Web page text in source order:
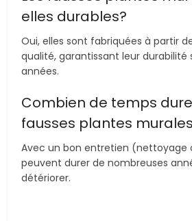
elles durables?
Oui, elles sont fabriquées à partir
qualité, garantissant leur durabilité
années.
Combien de temps
fausses plantes
Avec un bon entretien (nettoyage
peuvent durer de nombreuses
détériorer.